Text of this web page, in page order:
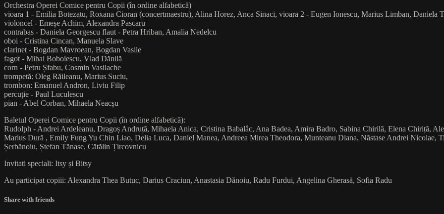
Orchestra Operei Comice pentru Copii (în ordine alfabetică)
vioara 1 - Emilia Botezatu, Roxana Cioran (concertmaestru), Alina Horez, Anca Sinaci, vioara 2 - Eugen Ionescu, Marius Limban,
violoncel - Emeșe Achim, Alexandra Pascaru
contrabas - Daniela Georgescu flaut - Petra Hriban, Amalia Nedelcu
oboi - Cristina Cincan, Manuela Slave
clarinet - Bogdan Mavroean, Bogdan Vasile
fagot - Mihai Boboiescu, Vlad Dănilă
corn - Petru Șfabu, Cosmin Vasilache
trompetă: Oleg Răileanu, Marius Suciu,
trombon: Emanuel Andron, Liviu Filip
percuție - Paul Luculescu
pian - Abel Corban, Mihaela Neacșu
Baletul Operei Comice pentru Copii (în ordine alfabetică):
Rudolph - Andrei Ardeleanu, Dragoș Andruță, Mihaela Anica, Cristina Babalâc, Ana Badea, Amira Badro, Sabina Chirilă, Elena Chiriță,
Marius Dură , Emily Fung Yu Chin Liao, Delia Luca, Daniel Manea, Andreea Mirea Theodora, Munteanu Diana, Năstase Andrei Nicolae,
Șerbănoiu, Ștefan Tănase, Cătălin Țircovnicu
Invitati speciali: Itsy și Bitsy
Au participat copiii: Alexandra Thea Butuc, Darius Craciun, Anastasia Dănoiu, Radu Furdui, Angelina Gherasă, Sofia Radu
Share with friends